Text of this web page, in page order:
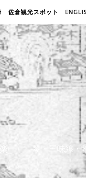
佐倉観光スポット
楽 琴・三味線・地